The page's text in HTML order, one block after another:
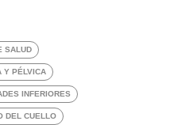
SALUD
Y PÉLVICA
INFERIORES
DEL CUELLO